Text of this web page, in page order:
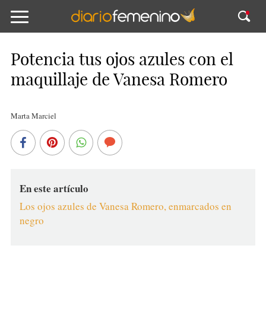
Potencia tus ojos azules con el
maquillaje de Vanesa Romero
Marta Marciel
En este artículo
Los ojos azules de Vanesa Romero, enmarcados en
negro